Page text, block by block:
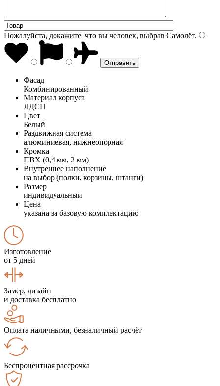
Пожалуйста, докажите, что вы человек, выбрав Самолёт.
Фасад
Комбинированный
Материал корпуса
ЛДСП
Цвет
Белый
Раздвижная система
алюминиевая, нижнеопорная
Кромка
ПВХ (0,4 мм, 2 мм)
Внутреннее наполнение
на выбор (полки, корзины, штанги)
Размер
индивидуальный
Цена
указана за базовую комплектацию
Изготовление
от 5 дней
Замер, дизайн
и доставка бесплатно
Оплата наличными, безналичный расчёт
Беспроцентная рассрочка